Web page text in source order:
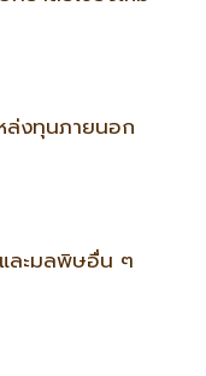
ล่งทุนภายนอก
ละมลพิษอื่น ๆ